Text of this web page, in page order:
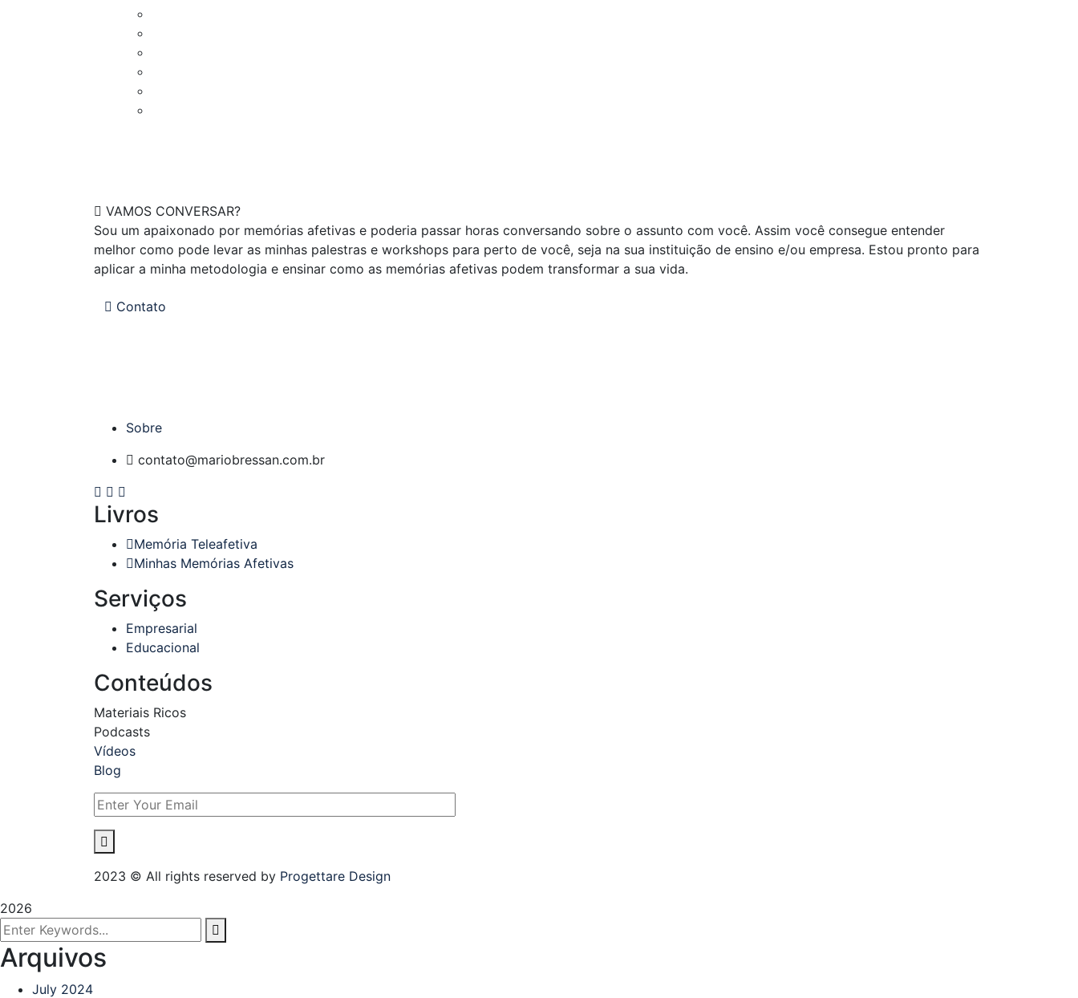
VAMOS CONVERSAR?
Sou um apaixonado por memórias afetivas e poderia passar horas conversando sobre o assunto com você. Assim você consegue entender
melhor como pode levar as minhas palestras e workshops para perto de você, seja na sua instituição de ensino e/ou empresa. Estou pronto para
aplicar a minha metodologia e ensinar como as memórias afetivas podem transformar a sua vida.
Contato
Sobre
contato@mariobressan.com.br
Livros
Memória Teleafetiva
Minhas Memórias Afetivas
Serviços
Empresarial
Educacional
Conteúdos
Materiais Ricos
Podcasts
Vídeos
Blog
2023 © All rights reserved by Progettare Design
2026
Arquivos
July 2024